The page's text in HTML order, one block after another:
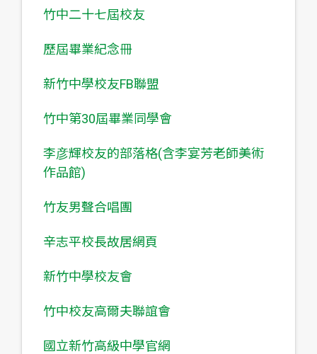
竹中二十七屆校友
歷屆畢業紀念冊
新竹中學校友FB聯盟
竹中第30屆畢業同學會
李彦輝校友的部落格(含李宴芳老師美術
作品館)
竹友男聲合唱團
辛志平校長故居網頁
新竹中學校友會
竹中校友高爾夫聯誼會
國立新竹高級中學官網